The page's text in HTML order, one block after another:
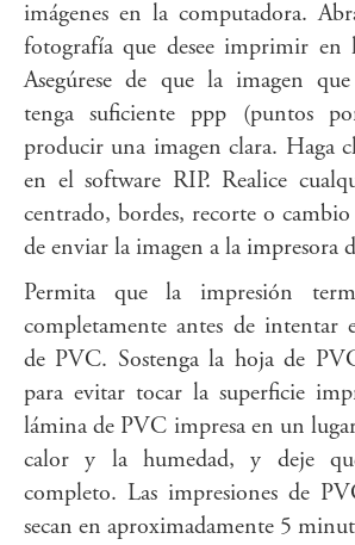
imágenes en la computadora.
fotografía que desee imprimir en
Asegúrese de que la imagen
tenga suficiente ppp (puntos
producir una imagen clara. Haga
en el software RIP. Realice
centrado, bordes, recorte o
de enviar la imagen a la impresora
Permita que la impresión
completamente antes de intentar
de PVC. Sostenga la hoja de
para evitar tocar la superficie
lámina de PVC impresa en un
calor y la humedad, y deje
completo. Las impresiones de
secan en aproximadamente 5